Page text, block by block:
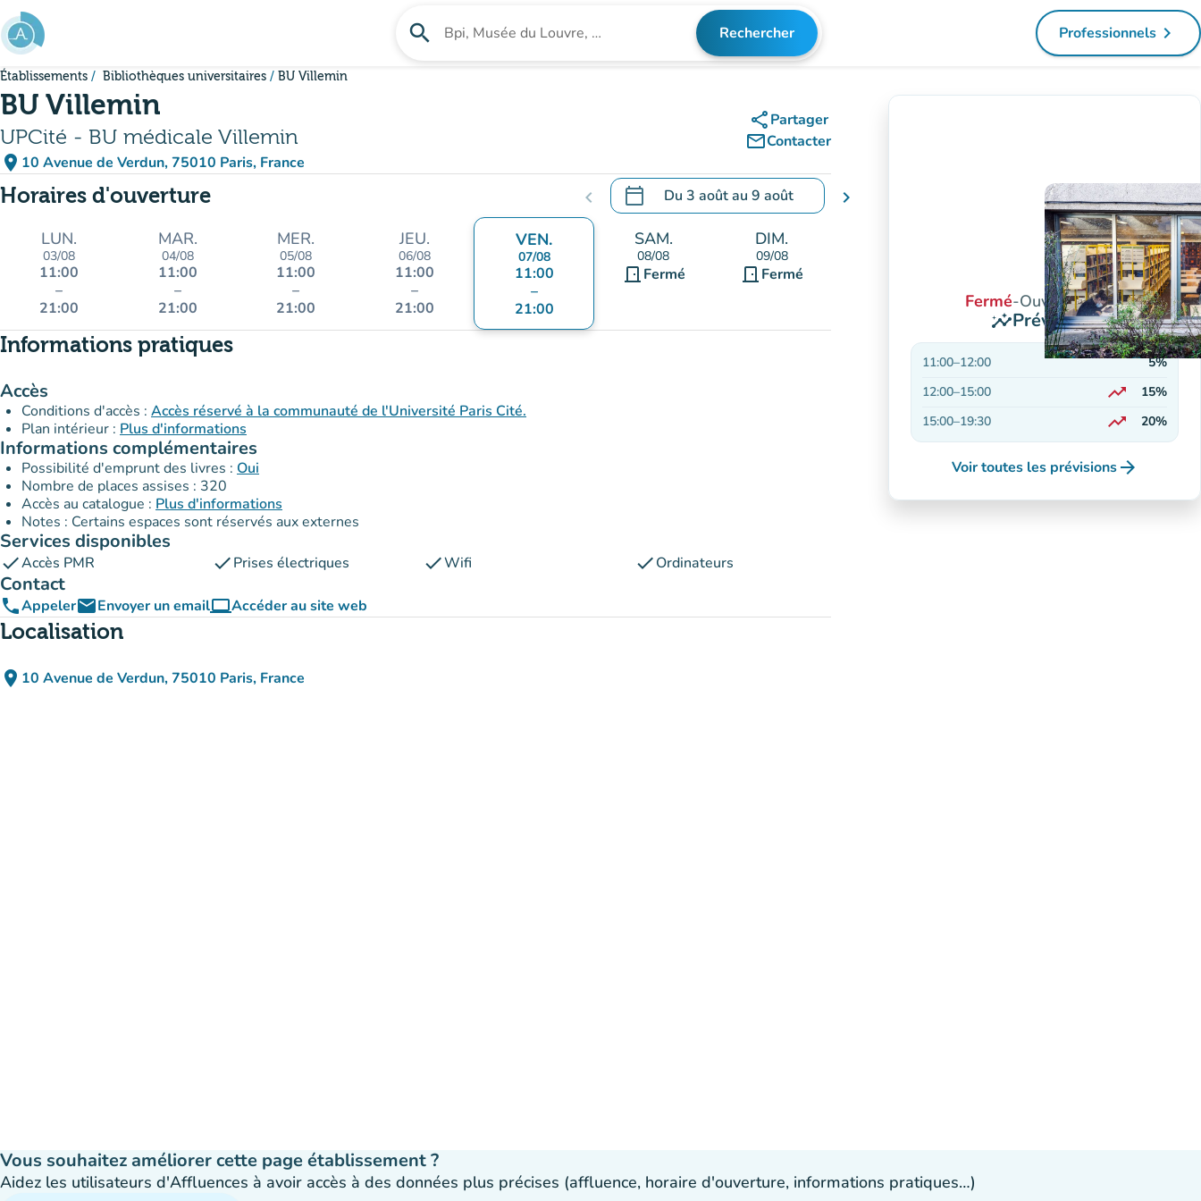
Aller au contenu principal
search Rechercher un établissement Rechercher Professionnels navigate_next
(nouvel
Établissements Bibliothèques universitaires BU Villemin
BU Villemin
UPCité - BU médicale Villemin
place 10 Avenue de Verdun, 75010 Paris, France
(ouvrir dans Google Maps)
(nouvel onglet)
sharePartager
mail_outlineContacter
Horaires d'ouverture chevron_left calendar_today Du 3 aoûtau 9 août
.Ouvrir le calendrier pour changer de dates
chevron_right
LUN.
03/08
11:00
–
21:00
MAR.
04/08
11:00
–
21:00
MER.
05/08
11:00
–
21:00
JEU.
06/08
11:00
–
21:00
VEN.
07/08
11:00
–
21:00
SAM.
08/08
door_front Fermé
DIM.
09/08
door_front Fermé
Informations pratiques
Accès
Conditions d'accès : Accès réservé à la communauté de l'Université Paris Cité.
Plan intérieur : Plus d'informations
Informations complémentaires
Possibilité d'emprunt des livres : Oui
Nombre de places assises : 320
Accès au catalogue : Plus d'informations
Notes : Certains espaces sont réservés aux externes
Services disponibles
checkAccès PMR checkPrises électriques checkWifi checkOrdinateurs
Contact
phoneAppeleremailEnvoyer un emailcomputerAccéder au site web
(nouvel onglet)
Localisation
place 10 Avenue de Verdun, 75010 Paris, France
(ouvrir dans Google Maps)
(nouvel onglet)
Fermé-Ouvre à 11:00
insightsPrévisions
11:00–12:00
5%
12:00–15:00 trending_up
15%
15:00–19:30 trending_up
En hausse
20%
Voir toutes les prévisionsarrow_forward
Vous souhaitez améliorer cette page établissement ?
Aidez les utilisateurs d'Affluences à avoir accès à des données plus précises (affluence, horaire d'ouverture, informations pratiques…)